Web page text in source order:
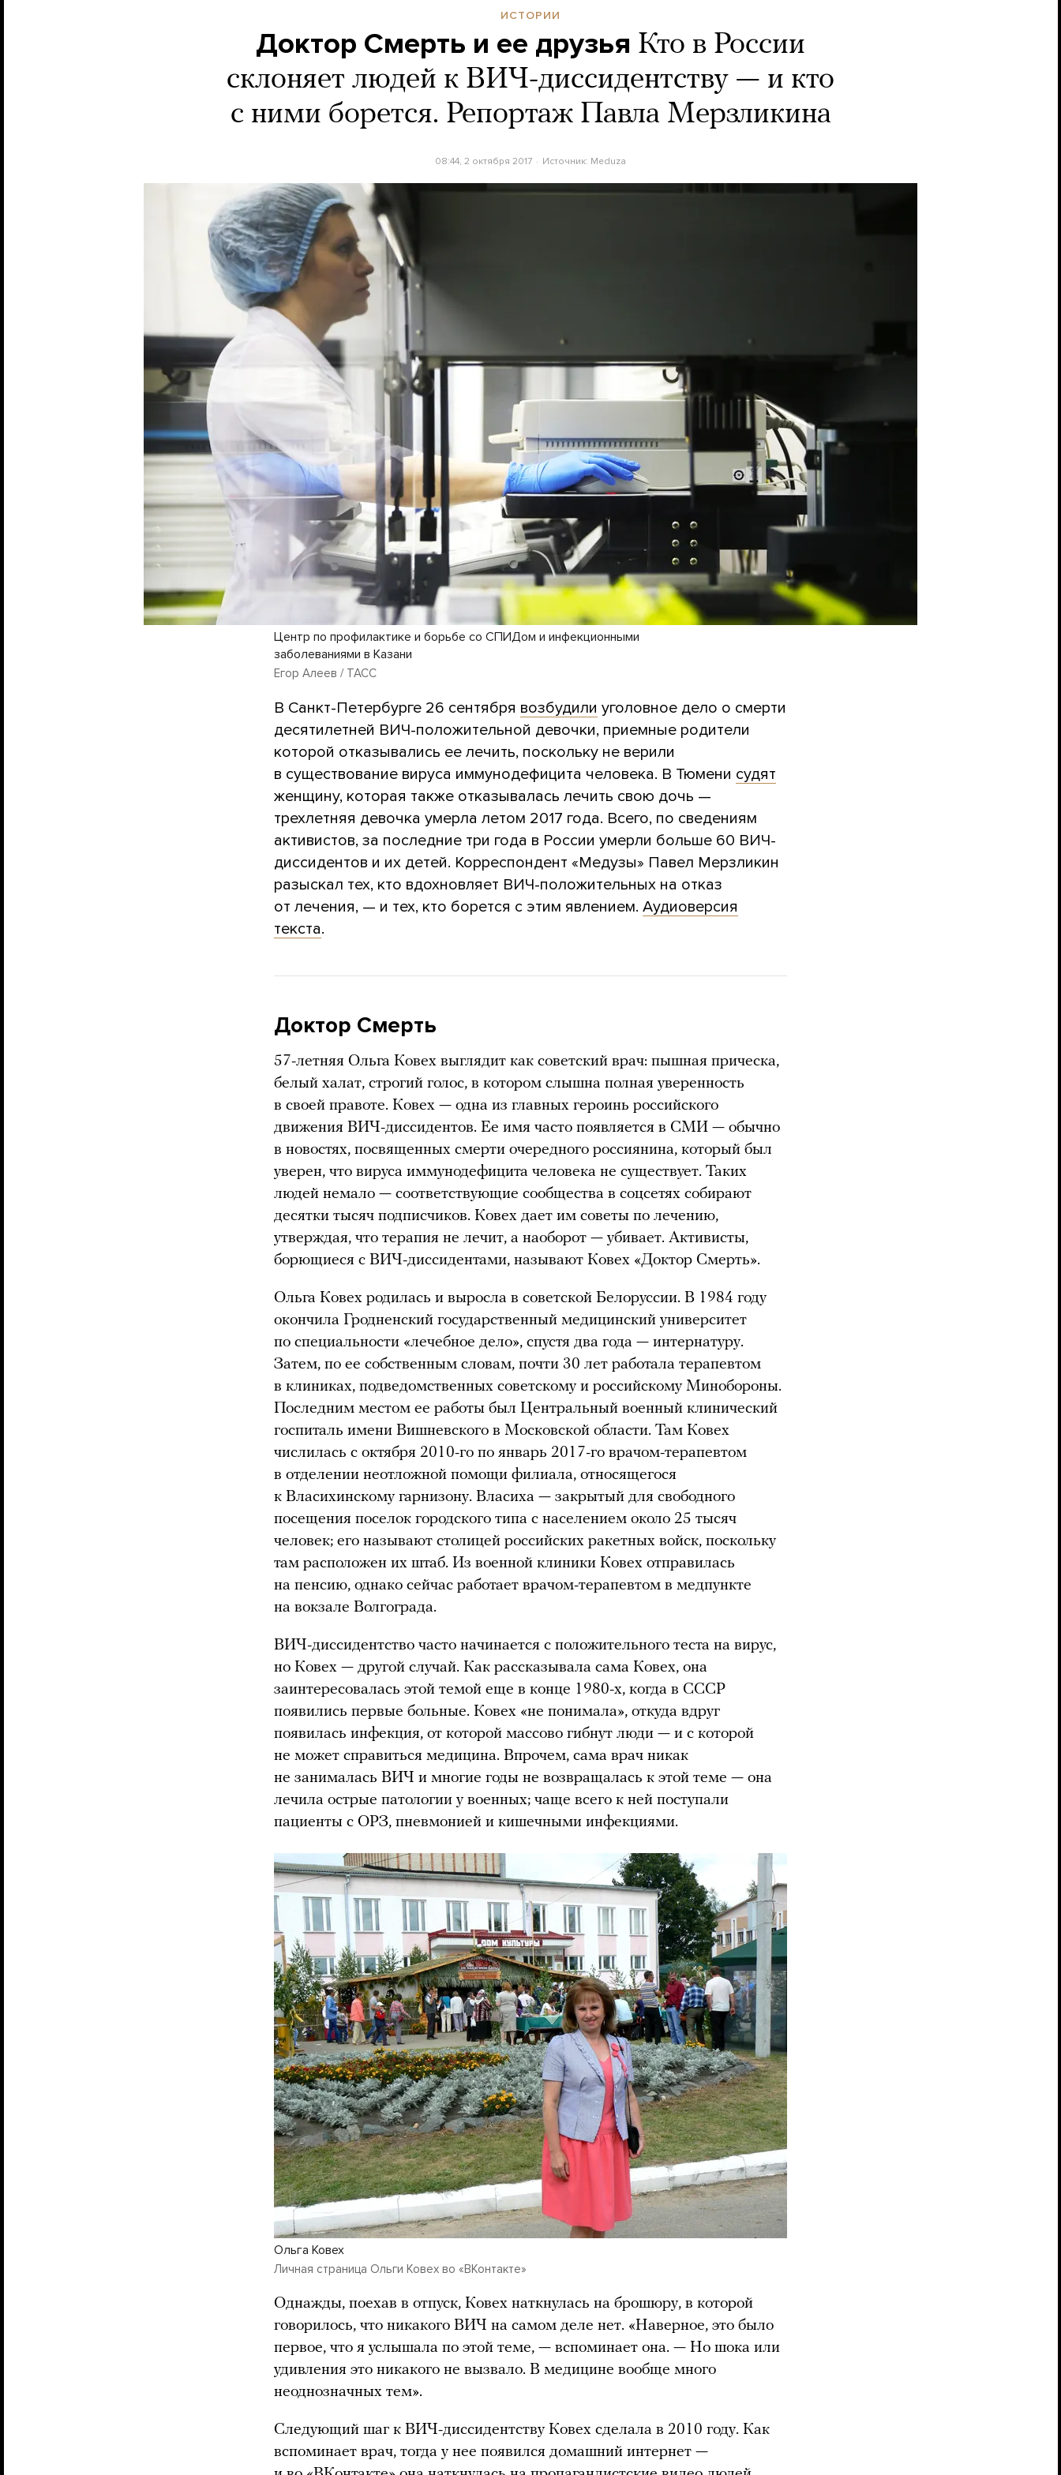
ИСТОРИИ
Доктор Смерть и ее друзья Кто в России
склоняет людей к ВИЧ-диссидентству — и кто
с ними борется. Репортаж Павла Мерзликина
08:44, 2 октября 2017 Источник: Meduza
Центр по профилактике и борьбе со СПИДом и инфекционными
заболеваниями в Казани
Егор Алеев / ТАСС
В Санкт-Петербурге 26 сентября возбудили уголовное дело о смерти
десятилетней ВИЧ-положительной девочки, приемные родители
которой отказывались ее лечить, поскольку не верили
в существование вируса иммунодефицита человека. В Тюмени судят
женщину, которая также отказывалась лечить свою дочь —
трехлетняя девочка умерла летом 2017 года. Всего, по сведениям
активистов, за последние три года в России умерли больше 60 ВИЧ-
диссидентов и их детей. Корреспондент «Медузы» Павел Мерзликин
разыскал тех, кто вдохновляет ВИЧ-положительных на отказ
от лечения, — и тех, кто борется с этим явлением. Аудиоверсия
текста.
Доктор Смерть
57-летняя Ольга Ковех выглядит как советский врач: пышная прическа,
белый халат, строгий голос, в котором слышна полная уверенность
в своей правоте. Ковех — одна из главных героинь российского
движения ВИЧ-диссидентов. Ее имя часто появляется в СМИ — обычно
в новостях, посвященных смерти очередного россиянина, который был
уверен, что вируса иммунодефицита человека не существует. Таких
людей немало — соответствующие сообщества в соцсетях собирают
десятки тысяч подписчиков. Ковех дает им советы по лечению,
утверждая, что терапия не лечит, а наоборот — убивает. Активисты,
борющиеся с ВИЧ-диссидентами, называют Ковех «Доктор Смерть».
Ольга Ковех родилась и выросла в советской Белоруссии. В 1984 году
окончила Гродненский государственный медицинский университет
по специальности «лечебное дело», спустя два года — интернатуру.
Затем, по ее собственным словам, почти 30 лет работала терапевтом
в клиниках, подведомственных советскому и российскому Минобороны.
Последним местом ее работы был Центральный военный клинический
госпиталь имени Вишневского в Московской области. Там Ковех
числилась с октября 2010-го по январь 2017-го врачом-терапевтом
в отделении неотложной помощи филиала, относящегося
к Власихинскому гарнизону. Власиха — закрытый для свободного
посещения поселок городского типа с населением около 25 тысяч
человек; его называют столицей российских ракетных войск, поскольку
там расположен их штаб. Из военной клиники Ковех отправилась
на пенсию, однако сейчас работает врачом-терапевтом в медпункте
на вокзале Волгограда.
ВИЧ-диссидентство часто начинается с положительного теста на вирус,
но Ковех — другой случай. Как рассказывала сама Ковех, она
заинтересовалась этой темой еще в конце 1980-х, когда в СССР
появились первые больные. Ковех «не понимала», откуда вдруг
появилась инфекция, от которой массово гибнут люди — и с которой
не может справиться медицина. Впрочем, сама врач никак
не занималась ВИЧ и многие годы не возвращалась к этой теме — она
лечила острые патологии у военных; чаще всего к ней поступали
пациенты с ОРЗ, пневмонией и кишечными инфекциями.
Ольга Ковех
Личная страница Ольги Ковех во «ВКонтакте»
Однажды, поехав в отпуск, Ковех наткнулась на брошюру, в которой
говорилось, что никакого ВИЧ на самом деле нет. «Наверное, это было
первое, что я услышала по этой теме, — вспоминает она. — Но шока или
удивления это никакого не вызвало. В медицине вообще много
неоднозначных тем».
Следующий шаг к ВИЧ-диссидентству Ковех сделала в 2010 году. Как
вспоминает врач, тогда у нее появился домашний интернет —